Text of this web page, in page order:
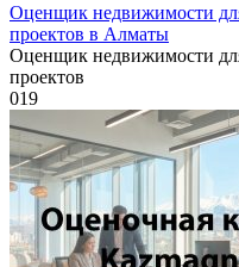
Оценщик недвижимости
проектов в Алматы
Оценщик недвижимости
проектов
019